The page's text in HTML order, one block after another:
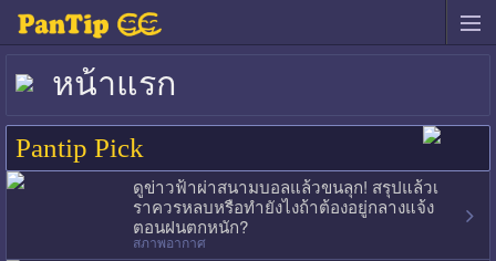
หน้าแรก
Pantip Pick
ดูข่าวฟ้าผ่าสนามบอลแล้วขนลุก! สรุปแล้วเ
ราควรหลบหรือทำยังไงถ้าต้องอยู่กลางแจ้ง
ตอนฝนตกหนัก?
สภาพอากาศ